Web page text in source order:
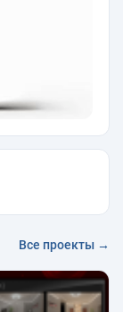
Все проекты →